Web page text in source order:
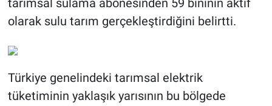
tarımsal sulama abonesinden 59 bininin aktif
olarak sulu tarım gerçekleştirdiğini belirtti.
Türkiye genelindeki tarımsal elektrik
tüketiminin yaklaşık yarısının bu bölgede